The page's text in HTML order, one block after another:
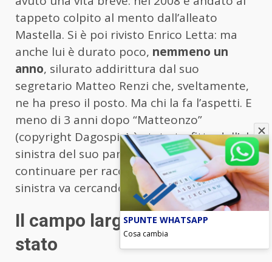
tappeto colpito al mento dall’alleato
Mastella. Si è poi rivisto Enrico Letta: ma
anche lui è durato poco, nemmeno un
anno, silurato addirittura dal suo
segretario Matteo Renzi che, sveltamente,
ne ha preso il posto. Ma chi la fa l’aspetti. E
meno di 3 anni dopo “Matteonzo”
(copyright Dagospia) è stato trafitto dall’ala
sinistra del suo partito. E si potrebbe
continuare per raccontare i guai che la
sinistra va cercando.
Il campo largo non c’è mai
stato
SPUNTE WHATSAPP
Cosa cambia